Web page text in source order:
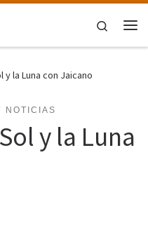
Search
y la Luna con Jaicano
NOTICIAS
y la Luna